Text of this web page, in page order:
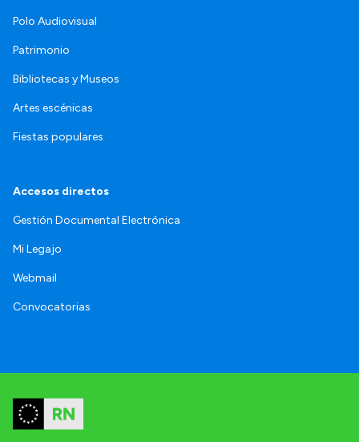
Polo Audiovisual
Patrimonio
Bibliotecas y Museos
Artes escénicas
Fiestas populares
Accesos directos
Gestión Documental Electrónica
Mi Legajo
Webmail
Convocatorias